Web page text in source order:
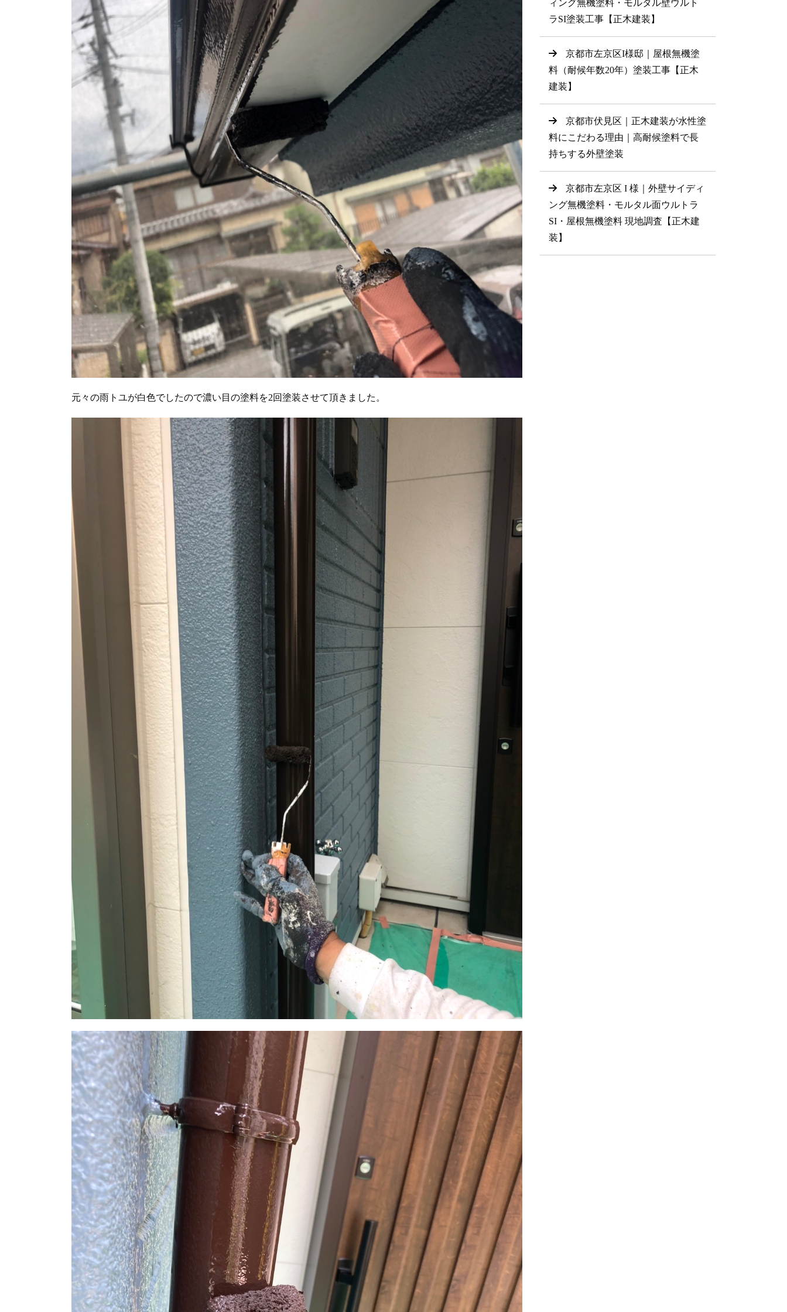
元々の雨トユが白色でしたので濃い目の塗料を2回塗装させて頂きました。
ィング無機塗料・モルタル壁ウルト
ラSI塗装工事【正木建装】
京都市左京区I様邸｜屋根無機塗
料（耐候年数20年）塗装工事【正木
建装】
京都市伏見区｜正木建装が水性塗
料にこだわる理由｜高耐候塗料で長
持ちする外壁塗装
京都市左京区 I 様｜外壁サイディ
ング無機塗料・モルタル面ウルトラ
SI・屋根無機塗料 現地調査【正木建
装】